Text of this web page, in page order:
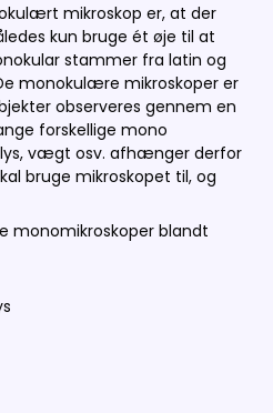
mikroskop er, at der
kun bruge ét øje til at
stammer fra latin og
monokulære mikroskoper er
observeres gennem en
forskellige mono
lys, vægt osv. afhænger derfor
bruge mikroskopet til, og
monomikroskoper blandt